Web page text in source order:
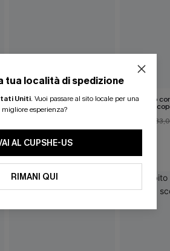
Abito monospalla con
cintura e stampa a foglie
Mini abito
schiena
ANCHE
tua località di spedizione
Uniti. Vuoi passare al sito locale per una
migliore esperienza?
AL CUPSHE-US
RIMANI QUI